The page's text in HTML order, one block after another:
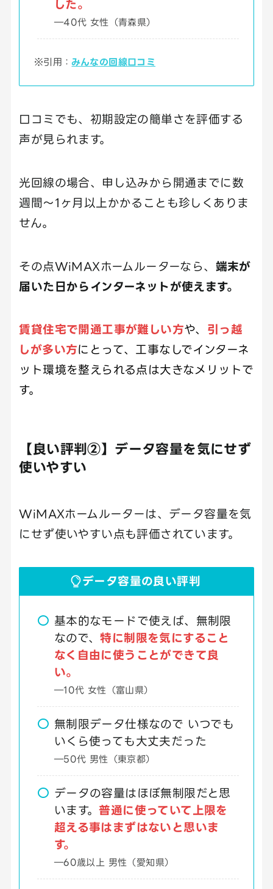
した。
―40代 女性（青森県）
※引用：みんなの回線口コミ
口コミでも、初期設定の簡単さを評価する
声が見られます。
光回線の場合、申し込みから開通までに数
週間〜1ヶ月以上かかることも珍しくありま
せん。
その点WiMAXホームルーターなら、 端末が
届いた日からインターネットが使えます。
賃貸住宅で開通工事が難しい方や、 引っ越
しが多い方にとって、工事なしでインターネ
ット環境を整えられる点は大きなメリットで
す。
【良い評判②】データ容量を気にせず
使いやすい
WiMAXホームルーターは、データ容量を気
にせず使いやすい点も評価されています。
データ容量の良い評判
基本的なモードで使えば、無制限
なので、特に制限を気にすること
なく自由に使うことができて良
い。
―10代 女性（富山県）
無制限データ仕様なので いつでも
いくら使っても大丈夫だった
―50代 男性（東京都）
データの容量はほぼ無制限だと思
います。普通に使っていて上限を
超える事はまずはないと思いま
す。
―60歳以上 男性（愛知県）